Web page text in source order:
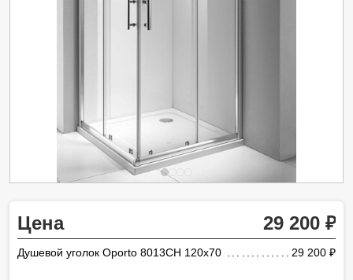
Цена 29 200
Душевой уголок Oporto 8013CH 120x70 29 200